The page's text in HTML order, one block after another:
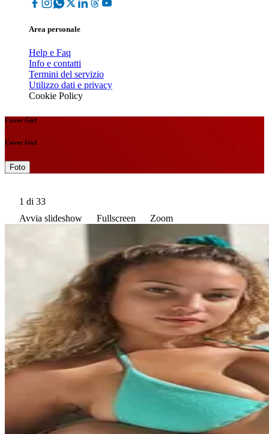
Area personale
Help e Faq
Info e contatti
Termini del servizio
Utilizzo dati e privacy
Cookie Policy
Cover Girl
Cover Girl
Foto
1 di 33
Avvia slideshow
Fullscreen Zoom